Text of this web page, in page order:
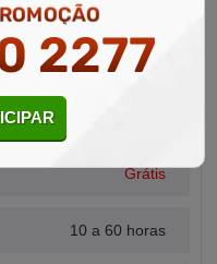
Administração
Grátis
10 a 60 horas
2277